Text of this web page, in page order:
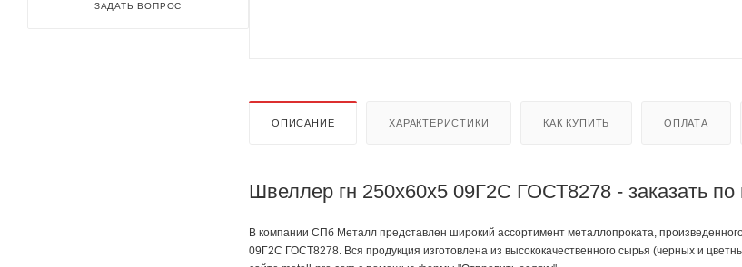
ОПИСАНИЕ ХАРАКТЕРИСТИКИ КАК КУПИТЬ ОПЛАТА
Швеллер гн 250х60х5 09Г2С ГОСТ8278 - заказать
В компании СПб Металл представлен широкий ассортимент металлопроката,
09Г2С ГОСТ8278. Вся продукция изготовлена из высококачественного сырья (черных и
ЗАДАТЬ ВОПРОС